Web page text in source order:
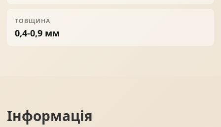
ТОВЩИНА
0,4-0,9 мм
Інформація